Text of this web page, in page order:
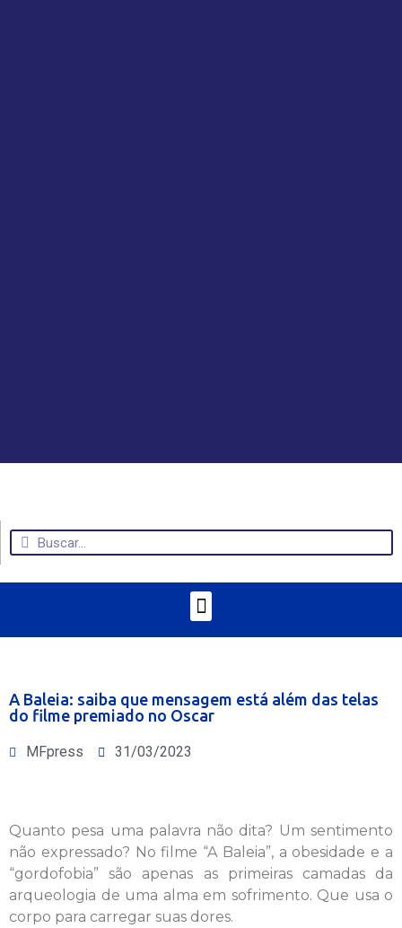
A Baleia: saiba que mensagem está além das telas
do filme premiado no Oscar
MFpress 31/03/2023
Quanto pesa uma palavra não dita? Um sentimento
não expressado? No filme “A Baleia”, a obesidade e a
“gordofobia” são apenas as primeiras camadas da
arqueologia de uma alma em sofrimento. Que usa o
corpo para carregar suas dores.